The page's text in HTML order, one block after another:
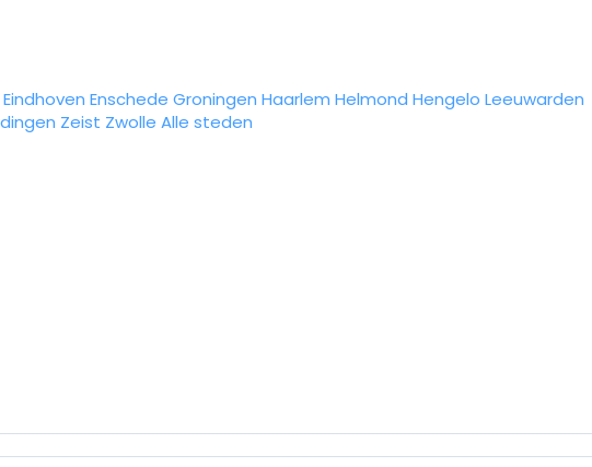
Eindhoven Enschede Groningen Haarlem Helmond Hengelo Leeuwarden
Zeist Zwolle Alle steden